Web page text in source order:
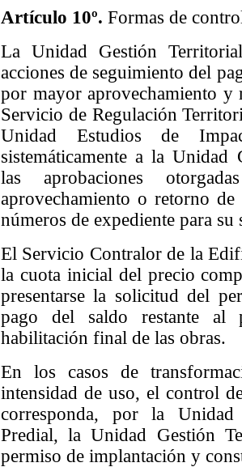
Artículo 10º. Formas de
La Unidad Gestión
acciones de seguimiento del
por mayor aprovechamiento y
Servicio de Regulación
Unidad Estudios de
sistemáticamente a la Unidad
las aprobaciones
aprovechamiento o retorno
números de expediente para su
El Servicio Contralor de la
la cuota inicial del precio
presentarse la solicitud del
pago del saldo restante al
habilitación final de las obras.
En los casos de
intensidad de uso, el control
corresponda, por la
Predial, la Unidad Gestión
permiso de implantación y